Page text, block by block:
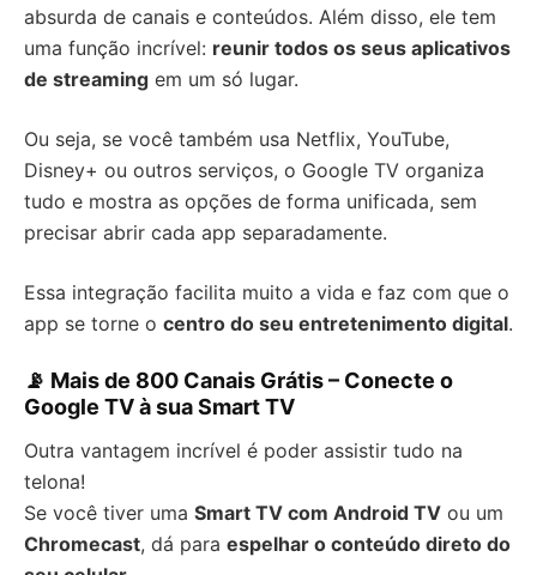
absurda de canais e conteúdos. Além disso, ele tem
uma função incrível: reunir todos os seus aplicativos
de streaming em um só lugar.
Ou seja, se você também usa Netflix, YouTube,
Disney+ ou outros serviços, o Google TV organiza
tudo e mostra as opções de forma unificada, sem
precisar abrir cada app separadamente.
Essa integração facilita muito a vida e faz com que o
app se torne o centro do seu entretenimento digital.
📡 Mais de 800 Canais Grátis – Conecte o
Google TV à sua Smart TV
Outra vantagem incrível é poder assistir tudo na
telona!
Se você tiver uma Smart TV com Android TV ou um
Chromecast, dá para espelhar o conteúdo direto do